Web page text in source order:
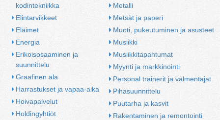
kodintekniikka
Elintarvikkeet
Eläimet
Energia
Erikoisosaaminen ja
suunnittelu
Graafinen ala
Harrastukset ja vapaa-aika
Hoivapalvelut
Holdingyhtiöt
Metalli
Metsät ja paperi
Muoti, pukeutuminen ja asusteet
Musiikki
Musiikkitapahtumat
Myynti ja markkinointi
Personal trainerit ja valmentajat
Pihasuunnittelu
Puutarha ja kasvit
Rakentaminen ja remontointi